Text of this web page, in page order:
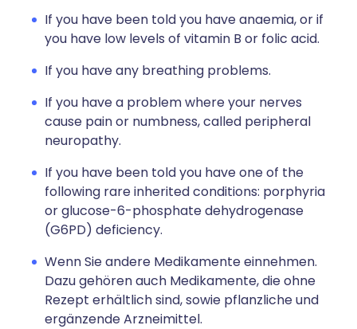
If you have been told you have anaemia, or if
you have low levels of vitamin B or folic acid.
If you have any breathing problems.
If you have a problem where your nerves
cause pain or numbness, called peripheral
neuropathy.
If you have been told you have one of the
following rare inherited conditions: porphyria
or glucose-6-phosphate dehydrogenase
(G6PD) deficiency.
Wenn Sie andere Medikamente einnehmen.
Dazu gehören auch Medikamente, die ohne
Rezept erhältlich sind, sowie pflanzliche und
ergänzende Arzneimittel.